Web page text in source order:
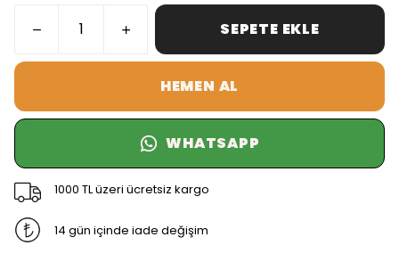
SEPETE EKLE
HEMEN AL
WHATSAPP
1000 TL üzeri ücretsiz kargo
14 gün içinde iade değişim